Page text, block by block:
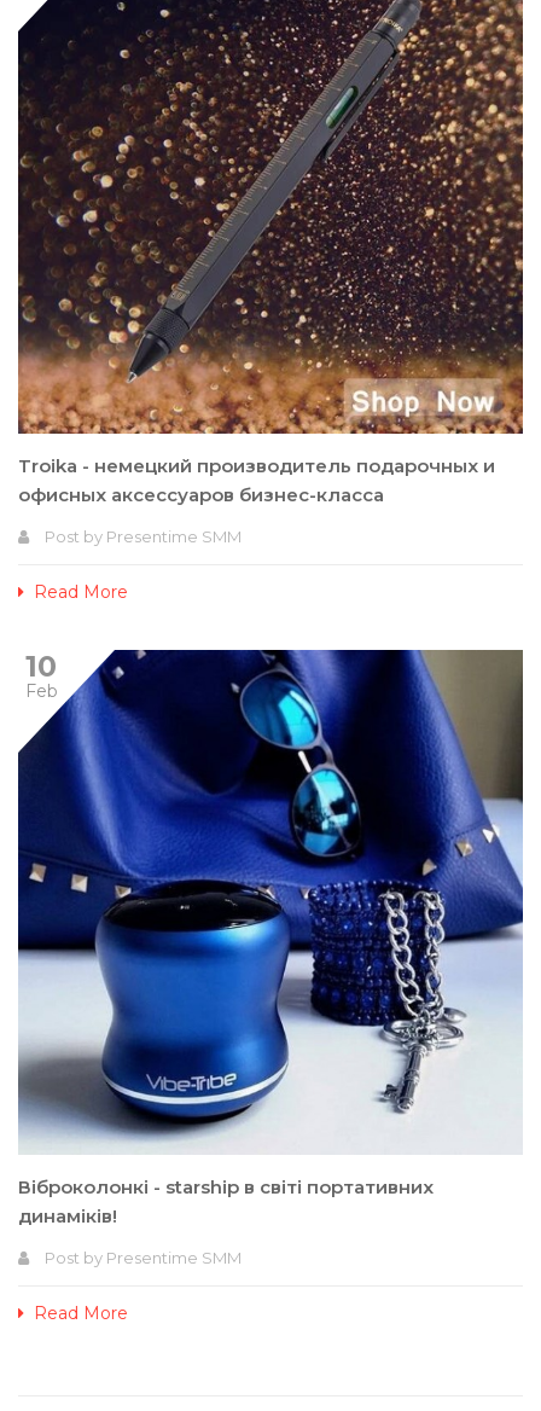
Troika - немецкий производитель подарочных и
офисных аксессуаров бизнес-класса
Post by Presentime SMM
Read More
10
Feb
Віброколонкі - starship в світі портативних
динаміків!
Post by Presentime SMM
Read More